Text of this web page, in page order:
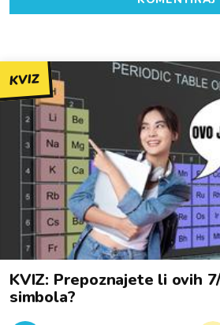
KVIZ
KVIZ: Prepoznajete li ovih
simbola?